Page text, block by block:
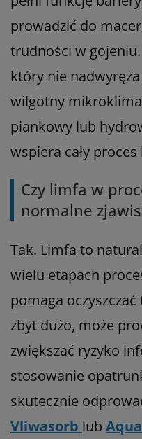
prowadzić do
trudności w
który nie
wilgotny
piankowy lub
wspiera cały
Czy limfa w
normalne
Tak. Limfa to
wielu etapach
pomaga
zbyt dużo, może
zwiększać ryzyko
stosowanie
skutecznie
Vliwasorb lub